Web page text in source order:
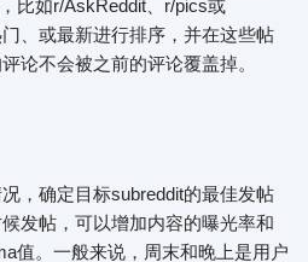
比如r/AskReddit、r/pics或
、或最新进行排序，并在这些帖
论不会被之前的评论覆盖掉。
，确定目标subreddit的最佳发帖
发帖，可以增加内容的曝光率和
值。一般来说，周末和晚上是用户